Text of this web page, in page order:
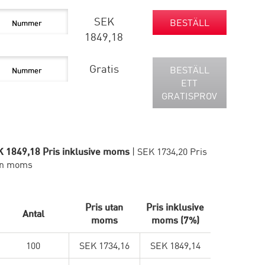
SEK
1849,18
BESTÄLL
Gratis
BESTÄLL
ETT
GRATISPROV
1849,18 Pris inklusive moms | SEK 1734,20 Pris
moms
Antal
Pris utan
moms
Pris inklusive
moms (7%)
100 SEK 1734,16 SEK 1849,14